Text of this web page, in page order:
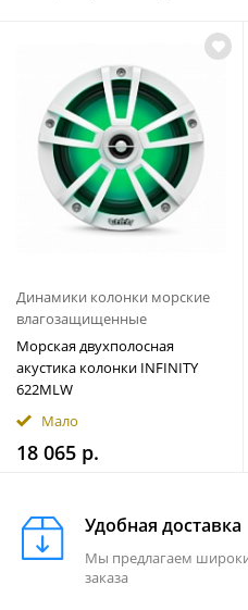
Динамики колонки морские
влагозащищенные
Морская двухполосная
акустика колонки INFINITY
622MLW
Мало
18 065 р.
Удобная доставка
Мы предлагаем
заказа